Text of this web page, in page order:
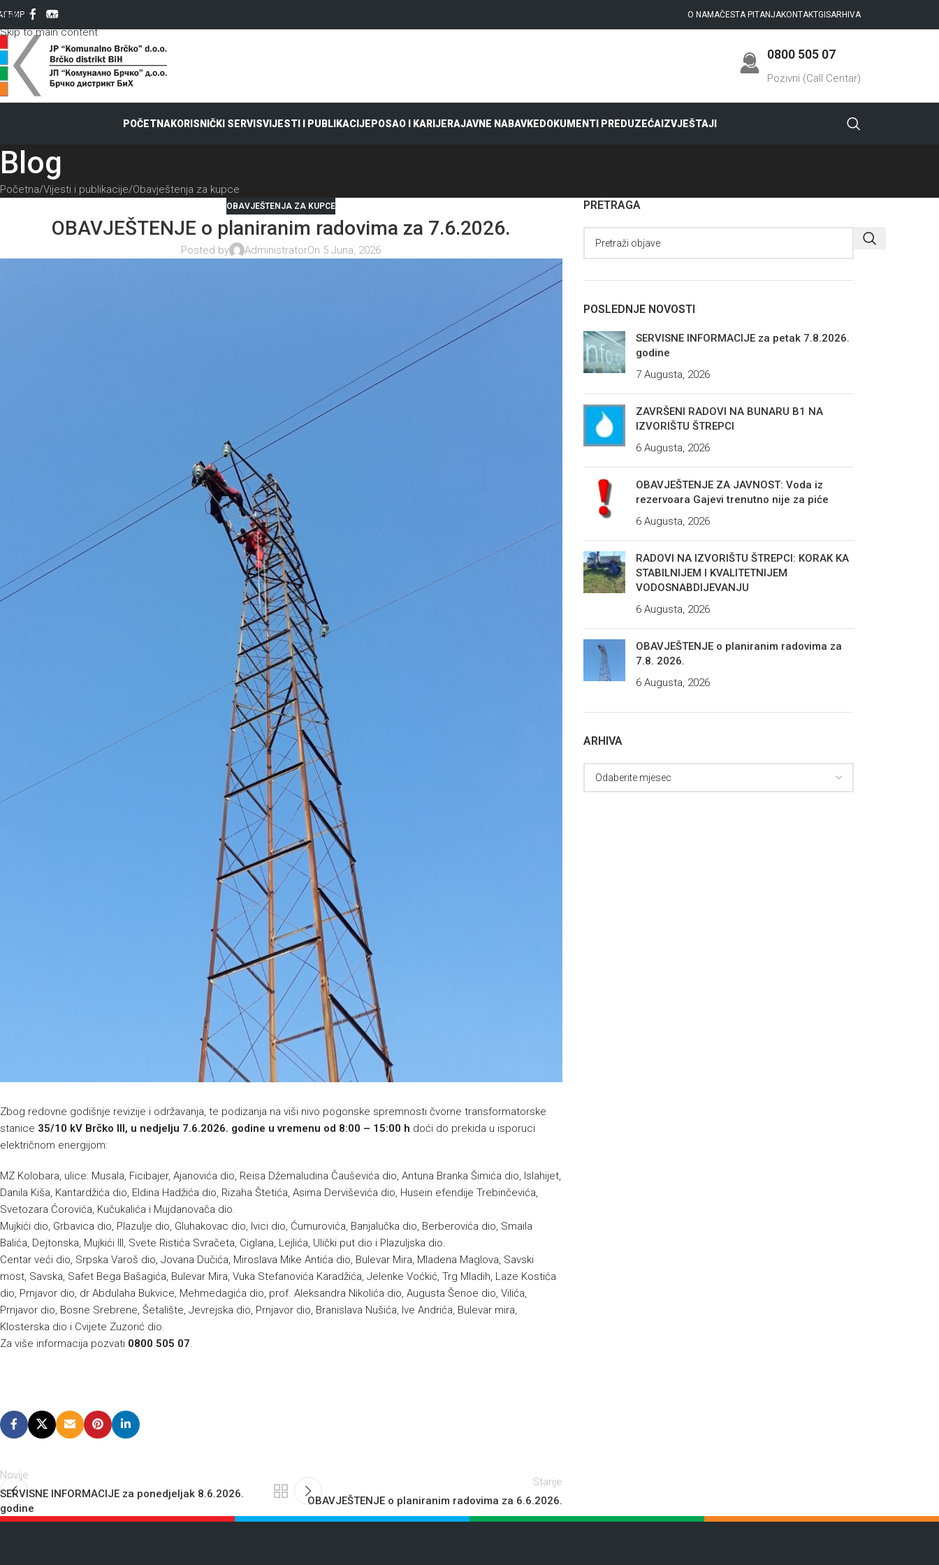
Skip to navigation
Skip to main content
ЋИР O NAMAČESTA PITANJAKONTAKTGISARHIVA
0800 505 07
Pozivni (Call Centar)
POČETNAKORISNIČKI SERVISVIJESTI I PUBLIKACIJEPOSAO I KARIJERAJAVNE NABAVKEDOKUMENTI PREDUZEĆAIZVJEŠTAJI
Blog
Početna Vijesti i publikacije Obavještenja za kupce
OBAVJEŠTENJA ZA KUPCE
OBAVJEŠTENJE o planiranim radovima za 7.6.2026.
Posted by AdministratorOn 5 Juna, 2026
Zbog redovne godišnje revizije i održavanja, te podizanja na viši nivo pogonske spremnosti čvorne transformatorske
stanice 35/10 kV Brčko III, u nedjelju 7.6.2026. godine u vremenu od 8:00 – 15:00 h doći do prekida u isporuci
električnom energijom:
MZ Kolobara, ulice: Musala, Ficibajer, Ajanovića dio, Reisa Džemaludina Čauševića dio, Antuna Branka Šimića dio, Islahijet,
Danila Kiša, Kantardžića dio, Eldina Hadžića dio, Rizaha Štetića, Asima Derviševića dio, Husein efendije Trebinčevića,
Svetozara Ćorovića, Kučukalića i Mujdanovača dio.
Mujkići dio, Grbavica dio, Plazulje dio, Gluhakovac dio, Ivici dio, Ćumurovića, Banjalučka dio, Berberovića dio, Smaila
Balića, Dejtonska, Mujkići III, Svete Ristića Svračeta, Ciglana, Lejlića, Ulički put dio i Plazuljska dio.
Centar veći dio, Srpska Varoš dio, Jovana Dučića, Miroslava Mike Antića dio, Bulevar Mira, Mladena Maglova, Savski
most, Savska, Safet Bega Bašagića, Bulevar Mira, Vuka Stefanovića Karadžića, Jelenke Voćkić, Trg Mladih, Laze Kostića
dio, Prnjavor dio, dr Abdulaha Bukvice, Mehmedagića dio, prof. Aleksandra Nikolića dio, Augusta Šenoe dio, Vilića,
Prnjavor dio, Bosne Srebrene, Šetalište, Jevrejska dio, Prnjavor dio, Branislava Nušića, Ive Andrića, Bulevar mira,
Klosterska dio i Cvijete Zuzorić dio.
Za više informacija pozvati 0800 505 07.
Novije
SERVISNE INFORMACIJE za ponedjeljak 8.6.2026.
godine
Starije
OBAVJEŠTENJE o planiranim radovima za 6.6.2026.
PRETRAGA
POSLEDNJE NOVOSTI
SERVISNE INFORMACIJE za petak 7.8.2026.
godine
7 Augusta, 2026
ZAVRŠENI RADOVI NA BUNARU B1 NA
IZVORIŠTU ŠTREPCI
6 Augusta, 2026
OBAVJEŠTENJE ZA JAVNOST: Voda iz
rezervoara Gajevi trenutno nije za piće
6 Augusta, 2026
RADOVI NA IZVORIŠTU ŠTREPCI: KORAK KA
STABILNIJEM I KVALITETNIJEM
VODOSNABDIJEVANJU
6 Augusta, 2026
OBAVJEŠTENJE o planiranim radovima za
7.8. 2026.
6 Augusta, 2026
ARHIVA